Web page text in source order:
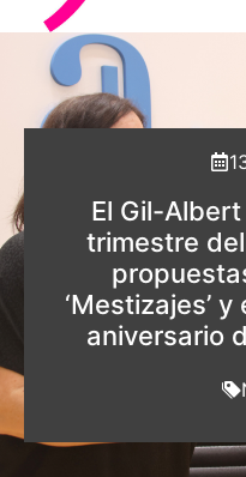
El Gil-
trimestre
‘Mestizajes’
aniversario